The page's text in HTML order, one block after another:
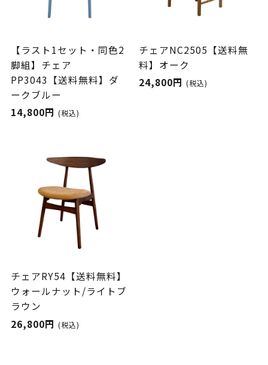
【ラスト1セット・同色2
脚組】チェア
PP3043【送料無料】ダ
ークブルー
14,800円 (税込)
チェアNC2505【送料無
料】オーク
24,800円(税込)
チェアRY54【送料無料】
ウォールナット/ライトブ
ラウン
26,800円 (税込)